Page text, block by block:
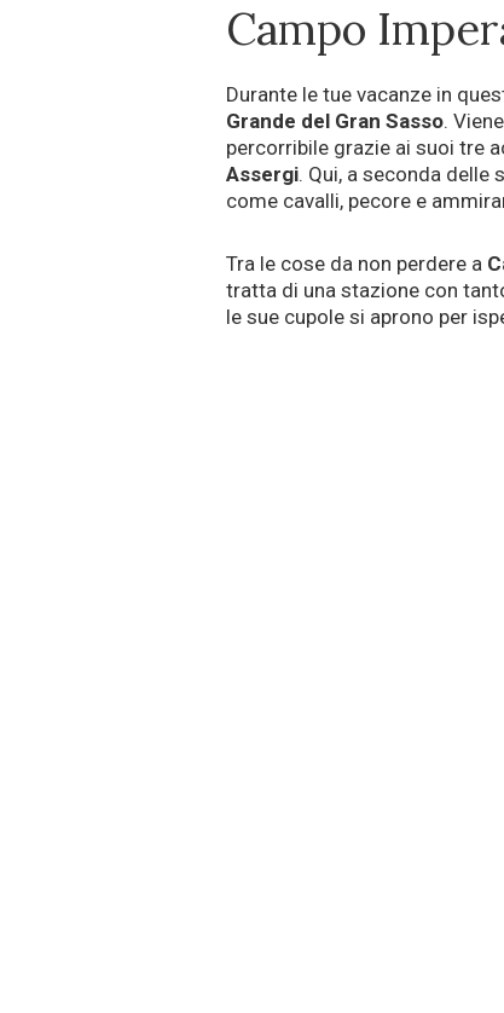
Campo
Durante le tue vacanze in
Grande del Gran Sasso.
percorribile grazie ai suoi tre
Assergi. Qui, a seconda delle
come cavalli, pecore e
Tra le cose da non perdere a
tratta di una stazione con
le sue cupole si aprono per